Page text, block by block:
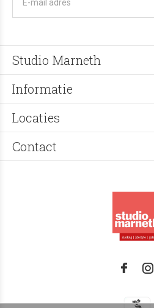
Studio Marneth
Informatie
Locaties
Contact